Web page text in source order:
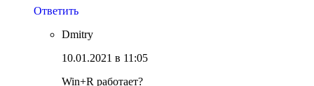
Ответить
Dmitry
10.01.2021 в 11:05
Win+R работает?